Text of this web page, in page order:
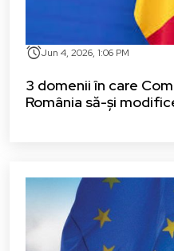
alarmJun 4, 2026, 1:06 PM
3 domenii în care
România să-și